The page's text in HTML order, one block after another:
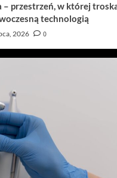
przestrzeń, w której
technologią
2026 0